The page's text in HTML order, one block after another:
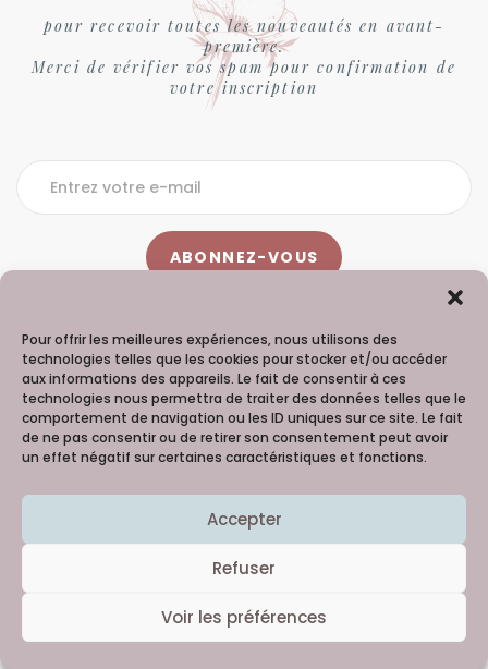
Pour offrir les meilleures expériences, nous utilisons des
technologies telles que les cookies pour stocker et/ou accéder
aux informations des appareils. Le fait de consentir à ces
technologies nous permettra de traiter des données telles que le
comportement de navigation ou les ID uniques sur ce site. Le fait
de ne pas consentir ou de retirer son consentement peut avoir
un effet négatif sur certaines caractéristiques et fonctions.
Accepter
Refuser
Voir les préférences
pour recevoir toutes les nouveautés en avant-
première.
Merci de vérifier vos spam pour confirmation de
votre inscription
Madame Hortense - 06 98 91 99 60
Copyright © 2021Creativattitude